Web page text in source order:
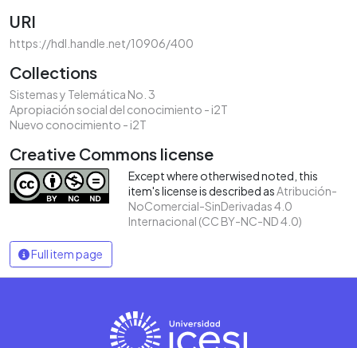
URI
https://hdl.handle.net/10906/400
Collections
Sistemas y Telemática No. 3
Apropiación social del conocimiento - i2T
Nuevo conocimiento - i2T
Creative Commons license
Except where otherwised noted, this
item's license is described asAtribución-
NoComercial-SinDerivadas 4.0
Internacional (CC BY-NC-ND 4.0)
Full item page